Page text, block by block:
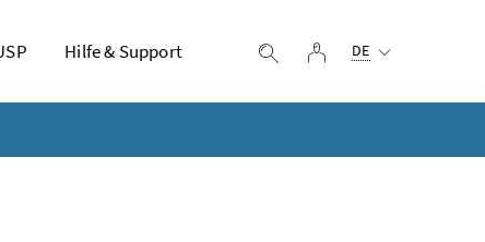
Hilfe & Support Suche einblenden
Login
DE